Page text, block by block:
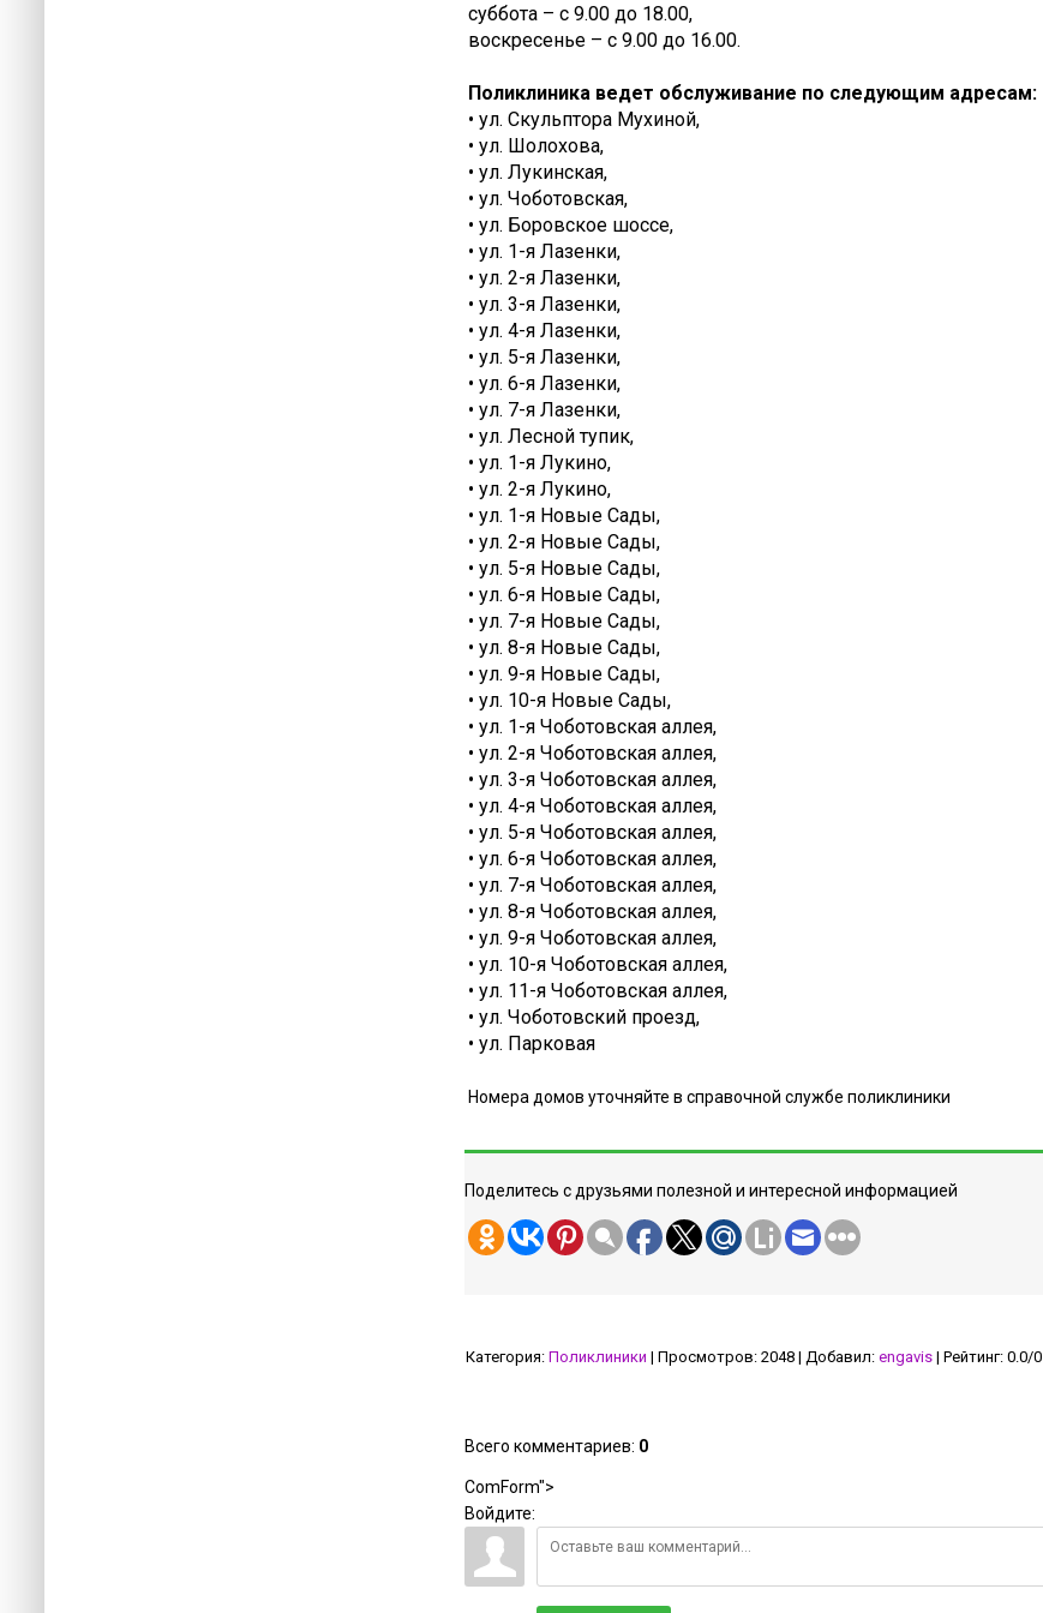
суббота – с 9.00 до 18.00,
воскресенье – с 9.00 до 16.00.
Поликлиника ведет обслуживание по следующим адресам:
• ул. Скульптора Мухиной,
• ул. Шолохова,
• ул. Лукинская,
• ул. Чоботовская,
• ул. Боровское шоссе,
• ул. 1-я Лазенки,
• ул. 2-я Лазенки,
• ул. 3-я Лазенки,
• ул. 4-я Лазенки,
• ул. 5-я Лазенки,
• ул. 6-я Лазенки,
• ул. 7-я Лазенки,
• ул. Лесной тупик,
• ул. 1-я Лукино,
• ул. 2-я Лукино,
• ул. 1-я Новые Сады,
• ул. 2-я Новые Сады,
• ул. 5-я Новые Сады,
• ул. 6-я Новые Сады,
• ул. 7-я Новые Сады,
• ул. 8-я Новые Сады,
• ул. 9-я Новые Сады,
• ул. 10-я Новые Сады,
• ул. 1-я Чоботовская аллея,
• ул. 2-я Чоботовская аллея,
• ул. 3-я Чоботовская аллея,
• ул. 4-я Чоботовская аллея,
• ул. 5-я Чоботовская аллея,
• ул. 6-я Чоботовская аллея,
• ул. 7-я Чоботовская аллея,
• ул. 8-я Чоботовская аллея,
• ул. 9-я Чоботовская аллея,
• ул. 10-я Чоботовская аллея,
• ул. 11-я Чоботовская аллея,
• ул. Чоботовский проезд,
• ул. Парковая
Номера домов уточняйте в справочной службе поликлиники
Поделитесь с друзьями полезной и интересной информацией
Категория: Поликлиники | Просмотров: 2048 | Добавил: engavis | Рейтинг: 0.0/0
Всего комментариев: 0
ComForm">
Войдите: